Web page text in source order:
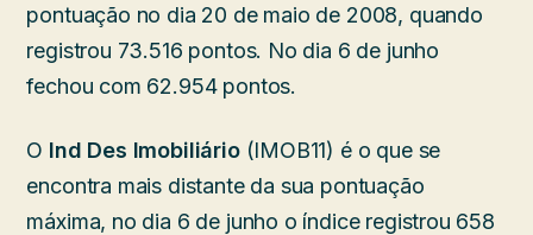
pontuação no dia 20 de maio de 2008, quando
registrou 73.516 pontos. No dia 6 de junho
fechou com 62.954 pontos.
O Ind Des Imobiliário(IMOB11) é o que se
encontra mais distante da sua pontuação
máxima, no dia 6 de junho o índice registrou 658